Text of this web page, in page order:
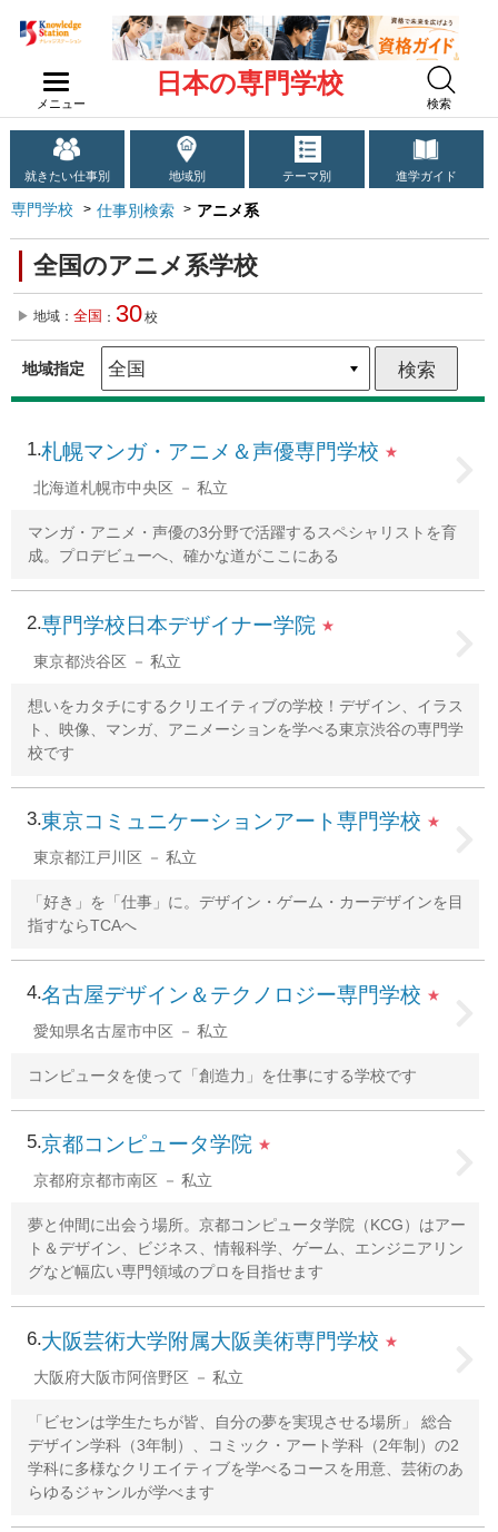
メニュー
日本の専門学校
検索
就きたい仕事別 地域別 テーマ別 進学ガイド
専門学校 仕事別検索 アニメ系
全国のアニメ系学校
地域： 全国 ： 30校
地域指定
1 札幌マンガ・アニメ＆声優専門学校 ★
北海道札幌市中央区 私立
マンガ・アニメ・声優の3分野で活躍するスペシャリストを育
成。プロデビューへ、確かな道がここにある
2 専門学校日本デザイナー学院 ★
東京都渋谷区 私立
想いをカタチにするクリエイティブの学校！デザイン、イラス
ト、映像、マンガ、アニメーションを学べる東京渋谷の専門学
校です
3 東京コミュニケーションアート専門学校 ★
東京都江戸川区 私立
「好き」を「仕事」に。デザイン・ゲーム・カーデザインを目
指すならTCAへ
4 名古屋デザイン＆テクノロジー専門学校 ★
愛知県名古屋市中区 私立
コンピュータを使って「創造力」を仕事にする学校です
5 京都コンピュータ学院 ★
京都府京都市南区 私立
夢と仲間に出会う場所。京都コンピュータ学院（KCG）はアー
ト＆デザイン、ビジネス、情報科学、ゲーム、エンジニアリン
グなど幅広い専門領域のプロを目指せます
6 大阪芸術大学附属大阪美術専門学校 ★
大阪府大阪市阿倍野区 私立
「ビセンは学生たちが皆、自分の夢を実現させる場所」 総合
デザイン学科（3年制）、コミック・アート学科（2年制）の2
学科に多様なクリエイティブを学べるコースを用意、芸術のあ
らゆるジャンルが学べます